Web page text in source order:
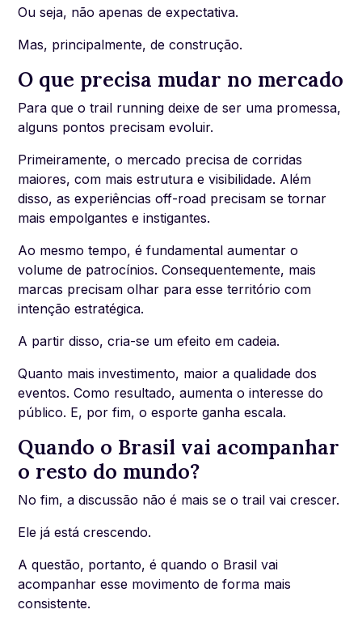
Ou seja, não apenas de expectativa.
Mas, principalmente, de construção.
O que precisa mudar no mercado
Para que o trail running deixe de ser uma promessa,
alguns pontos precisam evoluir.
Primeiramente, o mercado precisa de corridas
maiores, com mais estrutura e visibilidade. Além
disso, as experiências off-road precisam se tornar
mais empolgantes e instigantes.
Ao mesmo tempo, é fundamental aumentar o
volume de patrocínios. Consequentemente, mais
marcas precisam olhar para esse território com
intenção estratégica.
A partir disso, cria-se um efeito em cadeia.
Quanto mais investimento, maior a qualidade dos
eventos. Como resultado, aumenta o interesse do
público. E, por fim, o esporte ganha escala.
Quando o Brasil vai acompanhar
o resto do mundo?
No fim, a discussão não é mais se o trail vai crescer.
Ele já está crescendo.
A questão, portanto, é quando o Brasil vai
acompanhar esse movimento de forma mais
consistente.